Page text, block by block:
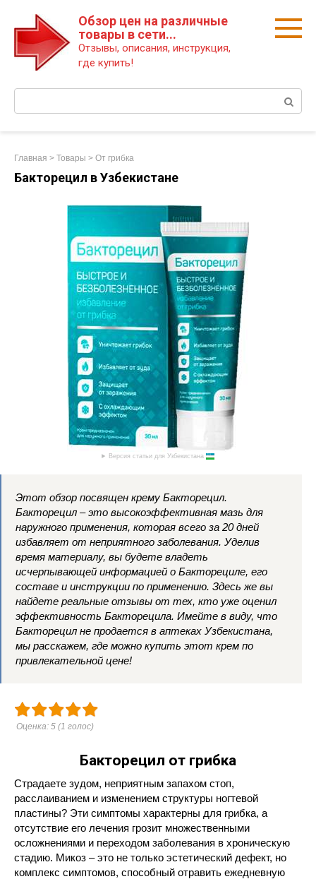
Обзор цен на различные
товары в сети...
Отзывы, описания, инструкция,
где купить!
Главная > Товары > От грибка
Бакторецил в Узбекистане
Версия статьи для Узбекистана
Этот обзор посвящен крему Бакторецил.
Бакторецил – это высокоэффективная мазь для
наружного применения, которая всего за 20 дней
избавляет от неприятного заболевания. Уделив
время материалу, вы будете владеть
исчерпывающей информацией о Бакторециле, его
составе и инструкции по применению. Здесь же вы
найдете реальные отзывы от тех, кто уже оценил
эффективность Бакторецила. Имейте в виду, что
Бакторецил не продается в аптеках Узбекистана,
мы расскажем, где можно купить этот крем по
привлекательной цене!
Оценка: 5 (1 голос)
Бакторецил от грибка
Страдаете зудом, неприятным запахом стоп,
расслаиванием и изменением структуры ногтевой
пластины? Эти симптомы характерны для грибка, а
отсутствие его лечения грозит множественными
осложнениями и переходом заболевания в хроническую
стадию. Микоз – это не только эстетический дефект, но
комплекс симптомов, способный отравить ежедневную